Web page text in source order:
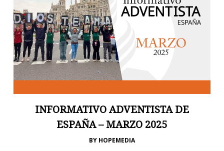
INFORMATIVO ADVENTISTA DE
ESPAÑA – MARZO 2025
BY HOPEMEDIA